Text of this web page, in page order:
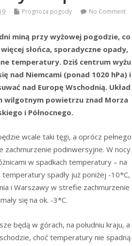
Prognoza pogody No Comment
miną przy wyżowej pogodzie, co
słońca, sporadyczne opady,
temperatury. Dziś centrum wyżu
nad Niemcami (ponad 1020 hPa) i
nad Europę Wschodnią. Układ
wilgotnym powietrzu znad Morza
i Północnego.
wcale taki tęgi, a oprócz pełnego
podinwersyjne. W nocy
w spadkach temperatury – na
spadły już poniżej -10*C,
i Warszawy w strefie zachmurzenie
się na ok. -3*C.
będą w górach, na południu kraju, a
choć temperatury nie spadną